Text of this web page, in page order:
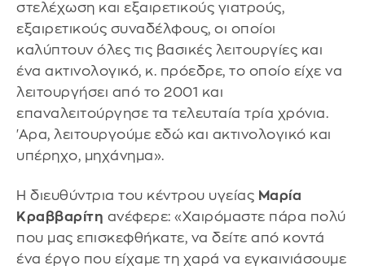
στελέχωση και εξαιρετικούς γιατρούς,
εξαιρετικούς συναδέλφους, οι οποίοι
καλύπτουν όλες τις βασικές λειτουργίες και
ένα ακτινολογικό, κ. πρόεδρε, το οποίο είχε να
λειτουργήσει από το 2001 και
επαναλειτούργησε τα τελευταία τρία χρόνια.
'Αρα, λειτουργούμε εδώ και ακτινολογικό και
υπέρηχο, μηχάνημα».
Η διευθύντρια του κέντρου υγείας Μαρία
Κραββαρίτη ανέφερε: «Χαιρόμαστε πάρα πολύ
που μας επισκεφθήκατε, να δείτε από κοντά
ένα έργο που είχαμε τη χαρά να εγκαινιάσουμε